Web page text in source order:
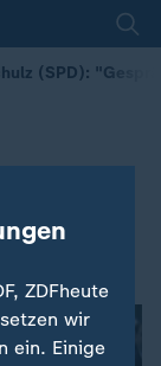
(SPD):
ZDFheute
wir
ein. Einige